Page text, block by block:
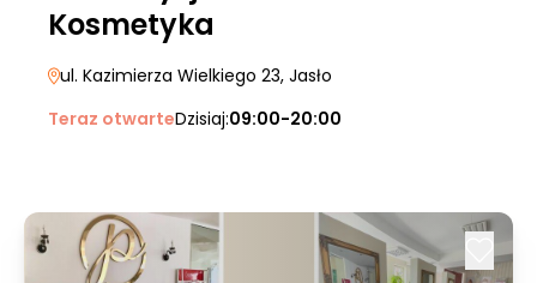
Kosmetyka
ul. Kazimierza Wielkiego 23, Jasło
Teraz otwarteDzisiaj:09:00-20:00